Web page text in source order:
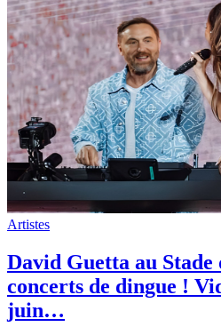
Artistes
David Guetta au
concerts de dingue !
juin…